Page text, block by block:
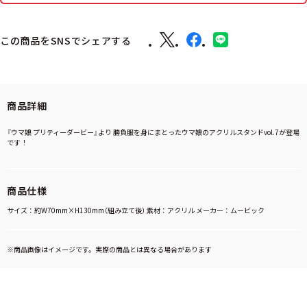
この商品をSNSでシェアする
商品詳細
『ウマ娘 プリティーダービー』より 勝負服を身にまとったウマ娘のアクリルスタンドvol.7が登場
です！
商品仕様
サイズ：約W70mm×H130mm（組み立て後） 素材：アクリル メーカー：ムービック
※商品画像はイメージです。実際の商品とは異なる場合があります